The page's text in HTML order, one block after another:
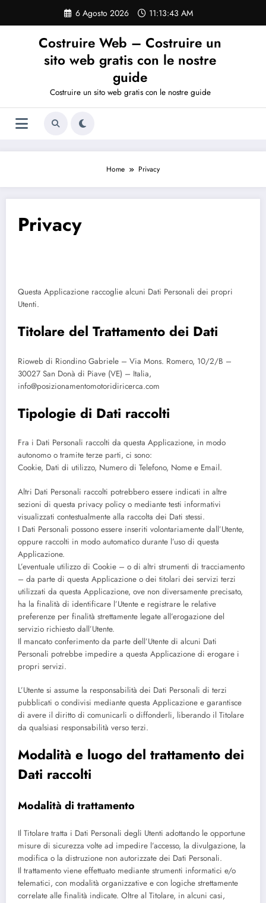
contenuto
6 Agosto 2026 11:13:44 AM
Costruire Web – Costruire un
sito web gratis con le nostre
guide
Costruire un sito web gratis con le nostre guide
Home Privacy
Privacy
Questa Applicazione raccoglie alcuni Dati Personali dei propri
Utenti.
Titolare del Trattamento dei Dati
Rioweb di Riondino Gabriele – Via Mons. Romero, 10/2/B –
30027 San Donà di Piave (VE) – Italia,
info@posizionamentomotoridiricerca.com
Tipologie di Dati raccolti
Fra i Dati Personali raccolti da questa Applicazione, in modo
autonomo o tramite terze parti, ci sono:
Cookie, Dati di utilizzo, Numero di Telefono, Nome e Email.
Altri Dati Personali raccolti potrebbero essere indicati in altre
sezioni di questa privacy policy o mediante testi informativi
visualizzati contestualmente alla raccolta dei Dati stessi.
I Dati Personali possono essere inseriti volontariamente dall’Utente,
oppure raccolti in modo automatico durante l’uso di questa
Applicazione.
L’eventuale utilizzo di Cookie – o di altri strumenti di tracciamento
– da parte di questa Applicazione o dei titolari dei servizi terzi
utilizzati da questa Applicazione, ove non diversamente precisato,
ha la finalità di identificare l’Utente e registrare le relative
preferenze per finalità strettamente legate all’erogazione del
servizio richiesto dall’Utente.
Il mancato conferimento da parte dell’Utente di alcuni Dati
Personali potrebbe impedire a questa Applicazione di erogare i
propri servizi.
L’Utente si assume la responsabilità dei Dati Personali di terzi
pubblicati o condivisi mediante questa Applicazione e garantisce
di avere il diritto di comunicarli o diffonderli, liberando il Titolare
da qualsiasi responsabilità verso terzi.
Modalità e luogo del trattamento dei
Dati raccolti
Modalità di trattamento
Il Titolare tratta i Dati Personali degli Utenti adottando le opportune
misure di sicurezza volte ad impedire l’accesso, la divulgazione, la
modifica o la distruzione non autorizzate dei Dati Personali.
Il trattamento viene effettuato mediante strumenti informatici e/o
telematici, con modalità organizzative e con logiche strettamente
correlate alle finalità indicate. Oltre al Titolare, in alcuni casi,